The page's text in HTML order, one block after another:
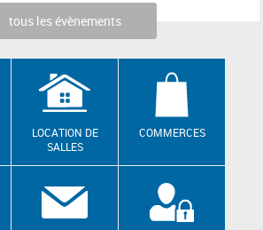
tous les évènements
LOCATION DE
SALLES
COMMERCES